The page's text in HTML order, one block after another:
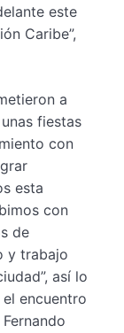
este
Caribe”,
a
fiestas
con
esta
con
de
y trabajo
así lo
encuentro